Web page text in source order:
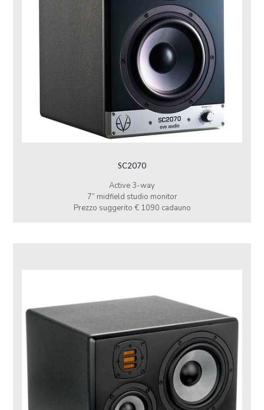
SC2070
Active 3-way
7” midfield studio monitor
Prezzo suggerito € 1090 cadauno